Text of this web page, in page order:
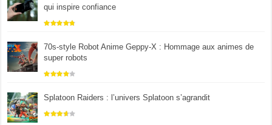
qui inspire confiance
70s-style Robot Anime Geppy-X : Hommage aux animes de
super robots
Splatoon Raiders : l’univers Splatoon s’agrandit